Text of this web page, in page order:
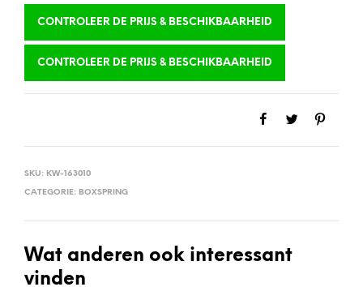
CONTROLEER DE PRIJS & BESCHIKBAARHEID
CONTROLEER DE PRIJS & BESCHIKBAARHEID
SKU: KW-163010
CATEGORIE: BOXSPRING
Wat anderen ook interessant
vinden